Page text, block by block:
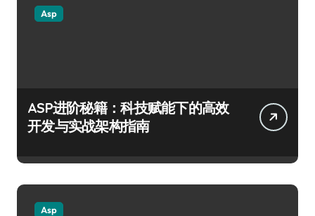
Asp
ASP进阶秘籍：科技赋能下的高效
开发与实战架构指南
Asp